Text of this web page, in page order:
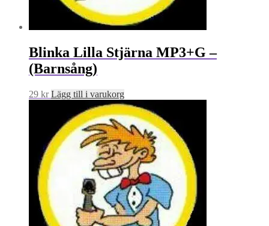
Blinka Lilla Stjärna MP3+G –
(Barnsång)
29 kr Lägg till i varukorg